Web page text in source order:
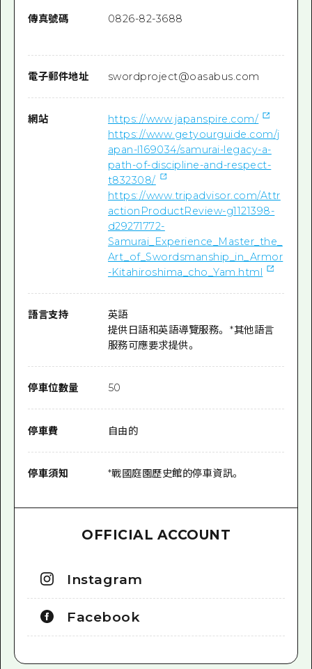
傳真號碼 0826-82-3688
電子郵件地址 swordproject@oasabus.com
網站
https://www.japanspire.com/
https://www.getyourguide.com/j
apan-l169034/samurai-legacy-a-
path-of-discipline-and-respect-
t832308/
https://www.tripadvisor.com/Attr
actionProductReview-g1121398-
d29271772-
Samurai_Experience_Master_the_
Art_of_Swordsmanship_in_Armor
-Kitahiroshima_cho_Yam.html
語言支持
英語
提供日語和英語導覽服務。 *其他語言
服務可應要求提供。
停車位數量 50
停車費 自由的
停車須知 *戰國庭園歷史館的停車資訊。
OFFICIAL ACCOUNT
Instagram
Facebook